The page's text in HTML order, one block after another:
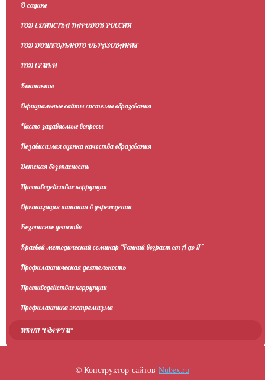
О садике
ГОД ЕДИНСТВА НАРОДОВ РОССИИ
ГОД ДОШКОЛЬНОГО ОБРАЗОВАНИЯ
ГОД СЕМЬИ
Контакты
Официальные сайты системы образования
Часто задаваемые вопросы
Независимая оценка качества образования
Детская безопасность
Противодействие коррупции
Организация питания в учреждении
Безопасное детство
Краевой методический семинар "Ранний возраст от А до Я"
Профилактическая деятельность
Противодействие коррупции
Профилактика экстремизма
ИКОП "СФЕРУМ"
© Конструктор сайтов Nubex.ru